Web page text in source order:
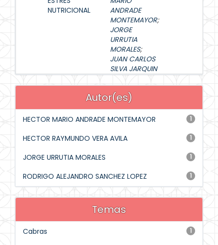
NUTRICIONAL
ANDRADE
MONTEMAYOR;
JORGE
URRUTIA
MORALES;
JUAN CARLOS
SILVA JARQUIN
Autor(es)
1
HECTOR MARIO ANDRADE MONTEMAYOR
1
HECTOR RAYMUNDO VERA AVILA
1
JORGE URRUTIA MORALES
1
RODRIGO ALEJANDRO SANCHEZ LOPEZ
Temas
1
Cabras